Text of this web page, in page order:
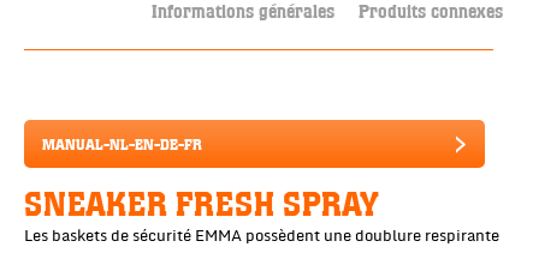
Informations générales Produits connexes
MANUAL-NL-EN-DE-FR
SNEAKER FRESH SPRAY
Les baskets de sécurité EMMA possèdent une doublure respirante